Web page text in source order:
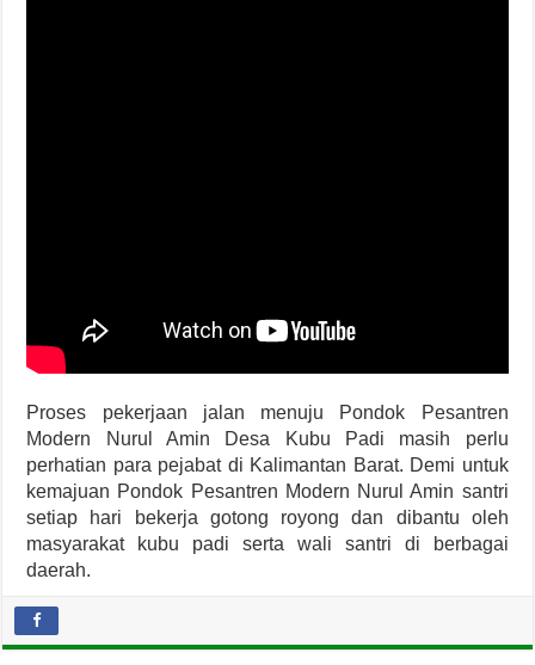
Proses pekerjaan jalan menuju Pondok Pesantren
Modern Nurul Amin Desa Kubu Padi masih perlu
perhatian para pejabat di Kalimantan Barat. Demi untuk
kemajuan Pondok Pesantren Modern Nurul Amin santri
setiap hari bekerja gotong royong dan dibantu oleh
masyarakat kubu padi serta wali santri di berbagai
daerah.